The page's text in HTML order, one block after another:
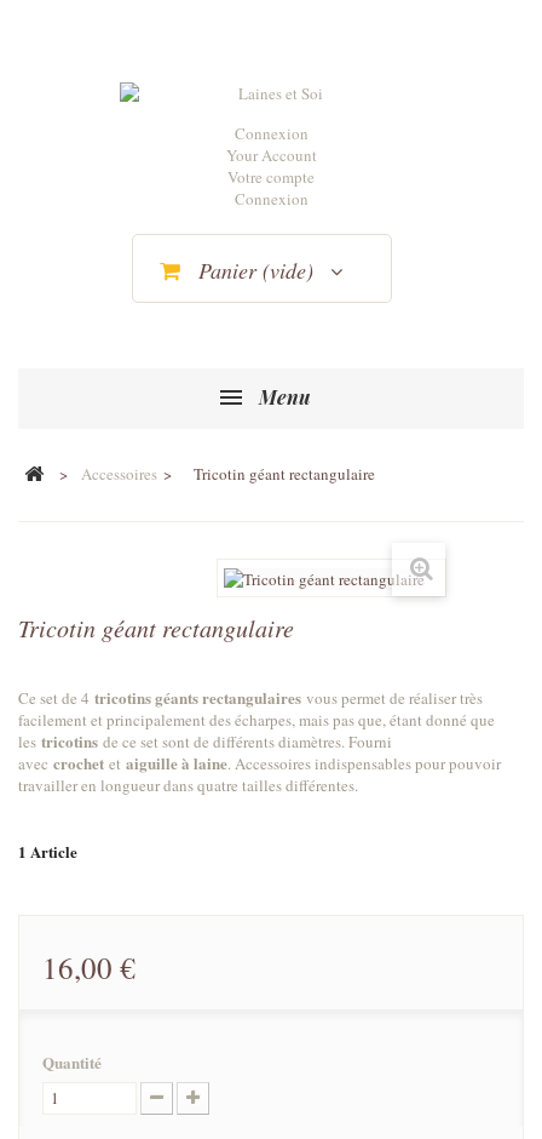
Connexion
Your Account
Votre compte
Connexion
Panier (vide)
Menu
> Accessoires > Tricotin géant rectangulaire
Tricotin géant rectangulaire
Ce set de 4 tricotins géants rectangulaires vous permet de réaliser très
facilement et principalement des écharpes, mais pas que, étant donné que
les tricotins de ce set sont de différents diamètres. Fourni
avec crochet et aiguille à laine. Accessoires indispensables pour pouvoir
travailler en longueur dans quatre tailles différentes.
1 Article
16,00 €
Quantité